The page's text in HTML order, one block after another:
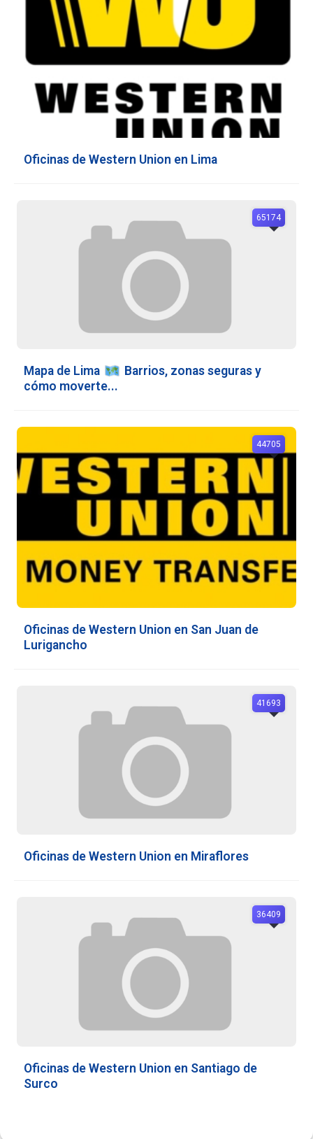
Oficinas de Western Union en Lima
Mapa de Lima
️ Barrios, zonas seguras y
cómo moverte...
65174
Oficinas de Western Union en San Juan de
Lurigancho
44705
Oficinas de Western Union en Miraflores
41693
Oficinas de Western Union en Santiago de
Surco
36409